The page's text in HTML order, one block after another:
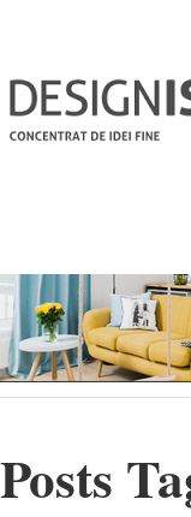
Posts